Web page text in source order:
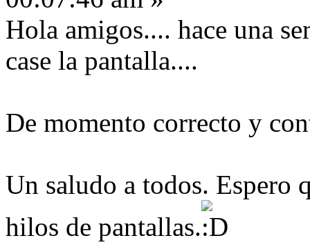
Hola amigos.... hace una
case la pantalla....
De momento correcto y
Un saludo a todos. Espero
hilos de pantallas.